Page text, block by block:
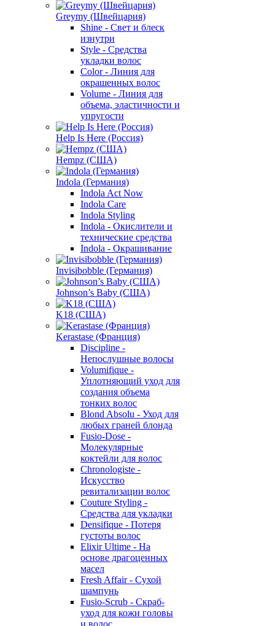
Greymy (Швейцария)
Shine - Свет и блеск
изнутри
Style - Средства
укладки волос
Color - Линия для
окрашенных волос
Volume - Линия для
объема, эластичности и
упругости
Help Is Here (Россия)
Hempz (США)
Indola (Германия)
Indola Act Now
Indola Care
Indola Styling
Indola - Окислители и
технические средства
Indola - Окрашивание
Invisibobble (Германия)
Johnson’s Baby (США)
K18 (США)
Kerastase (Франция)
Discipline -
Непослушные волосы
Volumifique -
Уплотняющий уход для
создания объема
тонких волос
Blond Absolu - Уход для
любых граней блонда
Fusio-Dose -
Молекулярные
коктейли для волос
Chronologiste -
Искусство
ревитализации волос
Couture Styling -
Средства для укладки
Densifique - Потеря
густоты волос
Elixir Ultime - На
основе драгоценных
масел
Fresh Affair - Сухой
шампунь
Fusio-Scrub - Скраб-
уход для кожи головы
и волос